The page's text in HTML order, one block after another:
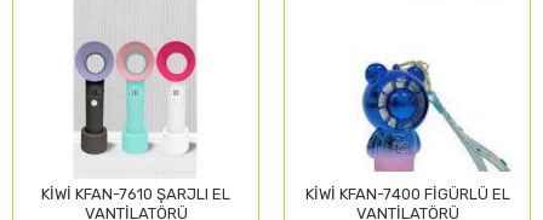
KİWİ KFAN-7610 ŞARJLI EL
VANTİLATÖRÜ
KİWİ KFAN-7400 FİGÜRLÜ EL
VANTİLATÖRÜ